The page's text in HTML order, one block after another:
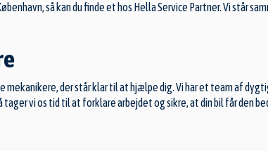
, så kan du finde et hos Hella Service Partner. Vi står
der står klar til at hjælpe dig. Vi har et team af
vi os tid til at forklare arbejdet og sikre, at din bil får den